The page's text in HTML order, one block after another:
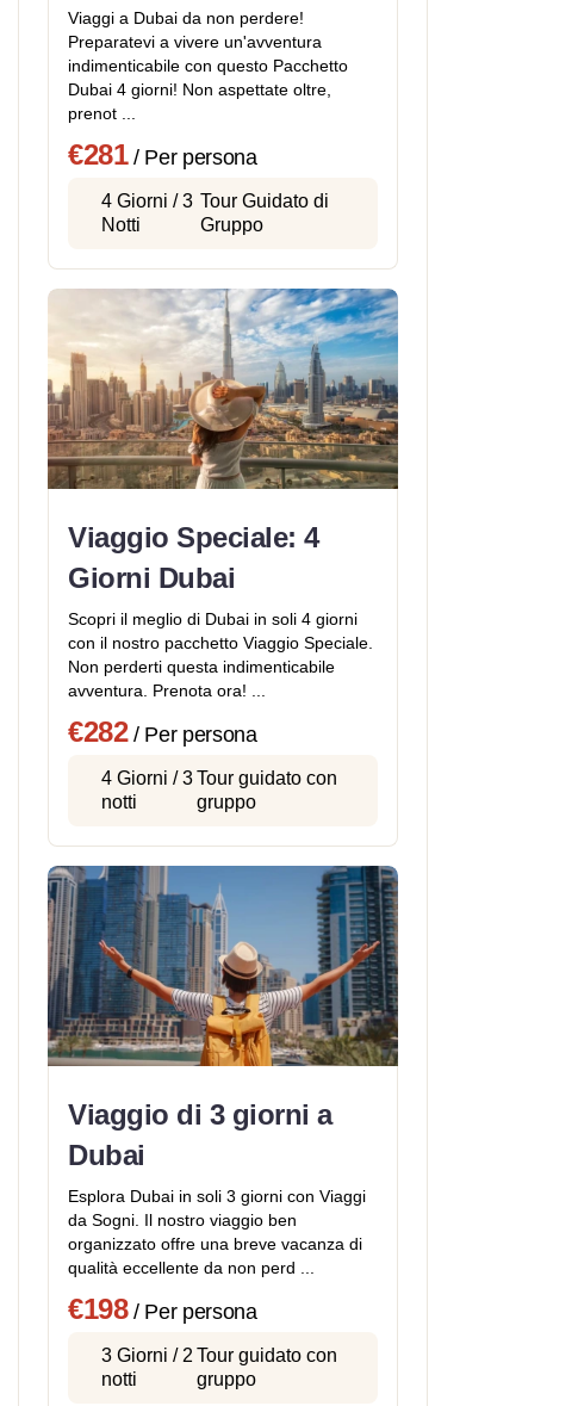
Viaggi a Dubai da non perdere!
Preparatevi a vivere un'avventura
indimenticabile con questo Pacchetto
Dubai 4 giorni! Non aspettate oltre,
prenot ...
€281/ Per persona
4 Giorni / 3
Notti
Tour Guidato di
Gruppo
Viaggio Speciale: 4
Giorni Dubai
Scopri il meglio di Dubai in soli 4 giorni
con il nostro pacchetto Viaggio Speciale.
Non perderti questa indimenticabile
avventura. Prenota ora! ...
€282/ Per persona
4 Giorni / 3
notti
Tour guidato con
gruppo
Viaggio di 3 giorni a
Dubai
Esplora Dubai in soli 3 giorni con Viaggi
da Sogni. Il nostro viaggio ben
organizzato offre una breve vacanza di
qualità eccellente da non perd ...
€198/ Per persona
3 Giorni / 2
notti
Tour guidato con
gruppo